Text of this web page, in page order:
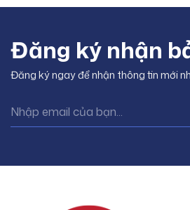
hành trình định cư tại Mỹ của
Quý
Đăng ký nhận
Đăng ký ngay để nhận thông tin mới